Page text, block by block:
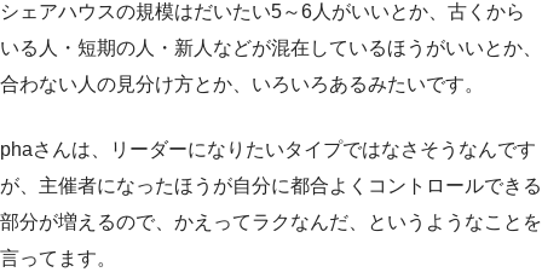
シェアハウスの規模はだいたい5～6人がいいとか、古くから
いる人・短期の人・新人などが混在しているほうがいいとか、
合わない人の見分け方とか、いろいろあるみたいです。
phaさんは、リーダーになりたいタイプではなさそうなんです
が、主催者になったほうが自分に都合よくコントロールできる
部分が増えるので、かえってラクなんだ、というようなことを
言ってます。